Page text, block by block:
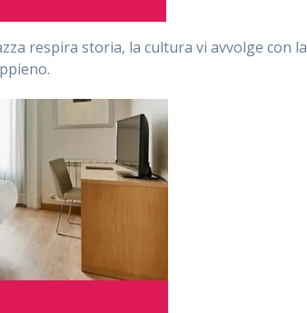
respira storia, la cultura vi avvolge con la